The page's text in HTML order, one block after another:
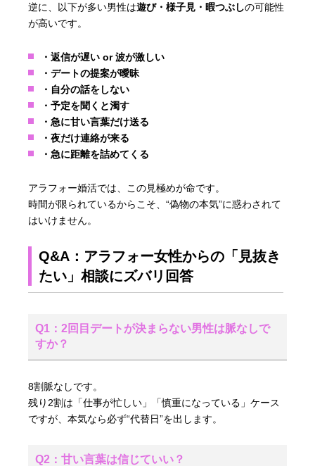
逆に、以下が多い男性は遊び・様子見・暇つぶしの可能性
が高いです。
・返信が遅い or 波が激しい
・デートの提案が曖昧
・自分の話をしない
・予定を聞くと濁す
・急に甘い言葉だけ送る
・夜だけ連絡が来る
・急に距離を詰めてくる
アラフォー婚活では、この見極めが命です。
時間が限られているからこそ、“偽物の本気”に惑わされて
はいけません。
Q&A：アラフォー女性からの「見抜き
たい」相談にズバリ回答
Q1：2回目デートが決まらない男性は脈なしで
すか？
8割脈なしです。
残り2割は「仕事が忙しい」「慎重になっている」ケース
ですが、本気なら必ず“代替日”を出します。
Q2：甘い言葉は信じていい？